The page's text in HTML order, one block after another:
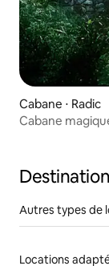
Cabane ⋅ Radic
Cabane
Autres types de